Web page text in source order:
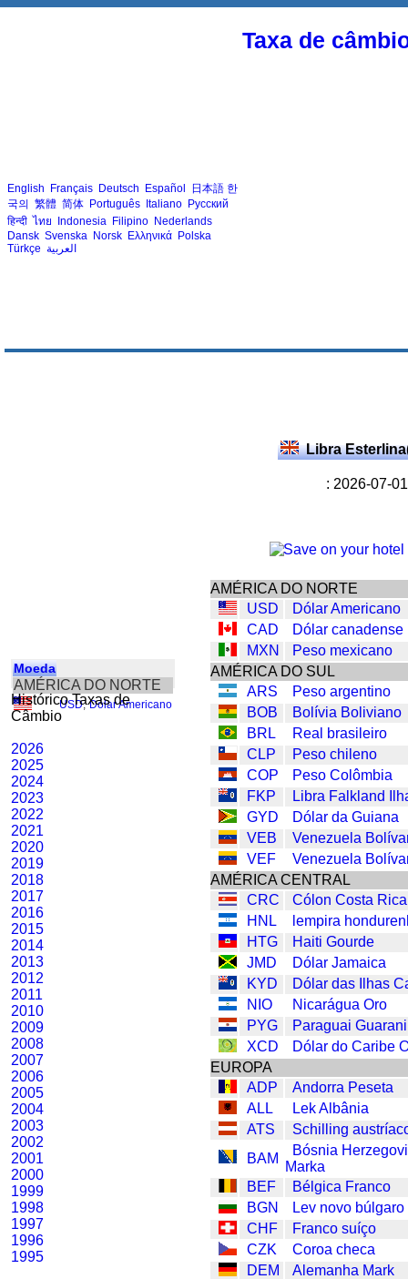
Taxa de
English Français Deutsch Español 日本語 한
국의 繁體 简体 Português Italiano Русский
हिन्दी ไทย Indonesia Filipino Nederlands
Dansk Svenska Norsk Ελληνικά Polska
Türkçe العربية
Moeda
AMÉRICA DO NORTE
USD, Dólar Americano
Histórico Taxas de
Câmbio
2026
2025
2024
2023
2022
2021
2020
2019
2018
2017
2016
2015
2014
2013
2012
2011
2010
2009
2008
2007
2006
2005
2004
2003
2002
2001
2000
1999
1998
1997
1996
1995
Libra
: 2026-07-
AMÉRICA DO NORTE
USD
Dólar Americano
CAD
Dólar canadense
MXN
Peso mexicano
AMÉRICA DO SUL
ARS
Peso argentino
BOB
Bolívia Boliviano
BRL
Real brasileiro
CLP
Peso chileno
COP
Peso Colômbia
FKP
Libra Falkland
GYD
Dólar da Guiana
VEB
Venezuela
VEF
Venezuela
AMÉRICA CENTRAL
CRC
Cólon Costa Rica
HNL
lempira
HTG
Haiti Gourde
JMD
Dólar Jamaica
KYD
Dólar das Ilhas
NIO
Nicarágua Oro
PYG
Paraguai Guarani
XCD
Dólar do Caribe
EUROPA
ADP
Andorra Peseta
ALL
Lek Albânia
ATS
Schilling
BAM
Bósnia
Marka
BEF
Bélgica Franco
BGN
Lev novo búlgaro
CHF
Franco suíço
CZK
Coroa checa
DEM
Alemanha Mark